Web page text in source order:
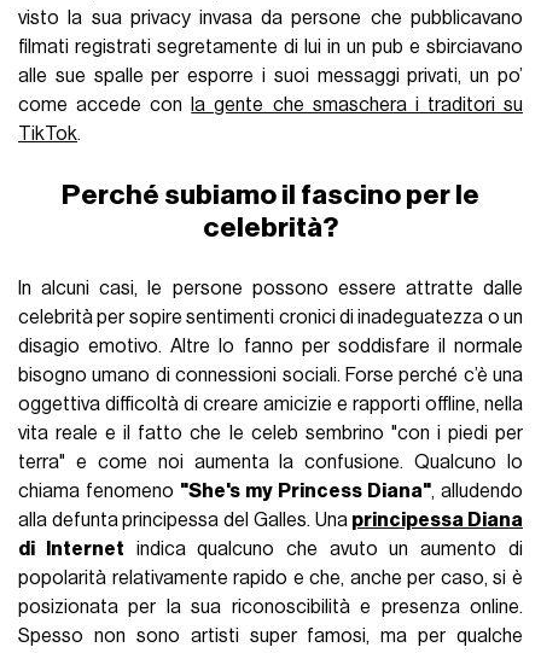
visto la sua privacy invasa da persone che pubblicavano
filmati registrati segretamente di lui in un pub e sbirciavano
alle sue spalle per esporre i suoi messaggi privati, un po’
come accede con
la gente che smaschera i traditori su
TikTok.
Perché subiamo il fascino per le
celebrità?
In alcuni casi, le persone possono essere attratte dalle
celebrità per sopire sentimenti cronici di inadeguatezza o un
disagio emotivo. Altre lo fanno per soddisfare il normale
bisogno umano di connessioni sociali. Forse perché c’è una
oggettiva difficoltà di creare amicizie e rapporti offline, nella
vita reale e il fatto che le celeb sembrino "con i piedi per
terra" e come noi aumenta la confusione. Qualcuno lo
chiama fenomeno "She's my Princess Diana", alludendo
alla defunta principessa del Galles. Una principessa Diana
di Internet indica qualcuno che avuto un aumento di
popolarità relativamente rapido e che, anche per caso, si è
posizionata per la sua riconoscibilità e presenza online.
Spesso non sono artisti super famosi, ma per qualche